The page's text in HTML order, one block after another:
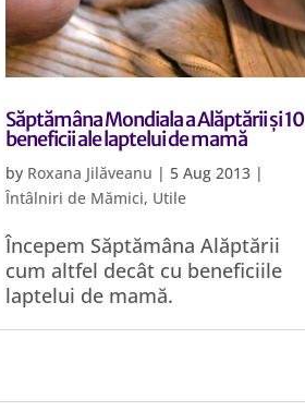
Săptămâna Mondiala a Alăptării și 10
beneficii ale laptelui de mamă
by Roxana Jilăveanu | 5 Aug 2013 |
Întâlniri de Mămici, Utile
Începem Săptămâna Alăptării
cum altfel decât cu beneficiile
laptelui de mamă.